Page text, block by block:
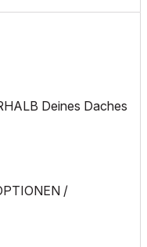
Deines Daches
/